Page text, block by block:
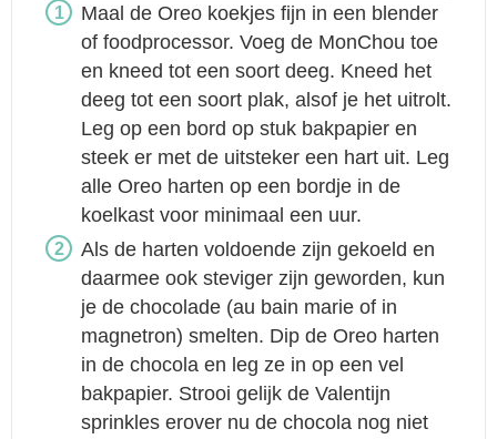
Maal de Oreo koekjes fijn in een blender
of foodprocessor. Voeg de MonChou toe
en kneed tot een soort deeg. Kneed het
deeg tot een soort plak, alsof je het uitrolt.
Leg op een bord op stuk bakpapier en
steek er met de uitsteker een hart uit. Leg
alle Oreo harten op een bordje in de
koelkast voor minimaal een uur.
Als de harten voldoende zijn gekoeld en
daarmee ook steviger zijn geworden, kun
je de chocolade (au bain marie of in
magnetron) smelten. Dip de Oreo harten
in de chocola en leg ze in op een vel
bakpapier. Strooi gelijk de Valentijn
sprinkles erover nu de chocola nog niet